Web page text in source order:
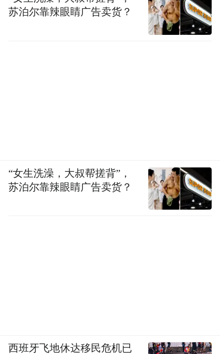
苏泊尔靠辣眼睛广告卖货？
“女生洗澡，大叔帮搓背”，
苏泊尔靠辣眼睛广告卖货？
西班牙飞地休达移民危机已